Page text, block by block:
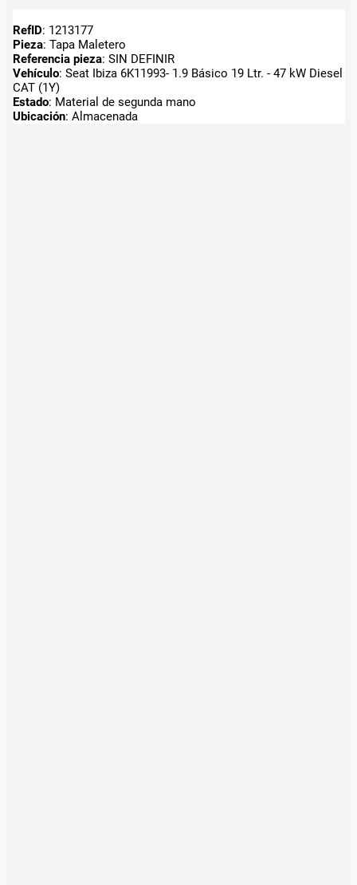
RefID: 1213177
Pieza: Tapa Maletero
Referencia pieza: SIN DEFINIR
Vehículo: Seat Ibiza 6K11993- 1.9 Básico 19 Ltr. - 47 kW Diesel
CAT (1Y)
Estado: Material de segunda mano
Ubicación: Almacenada